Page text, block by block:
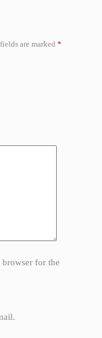
are marked *
browser for the